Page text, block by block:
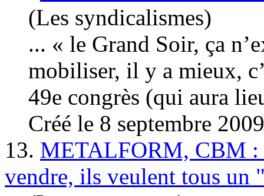
(Les syndicalismes)
... « le Grand Soir, ça
mobiliser, il y a mieux,
49e congrès (qui aura
Créé le 8 septembre 2009
13. METALFORM, CBM :
vendre, ils veulent tous un